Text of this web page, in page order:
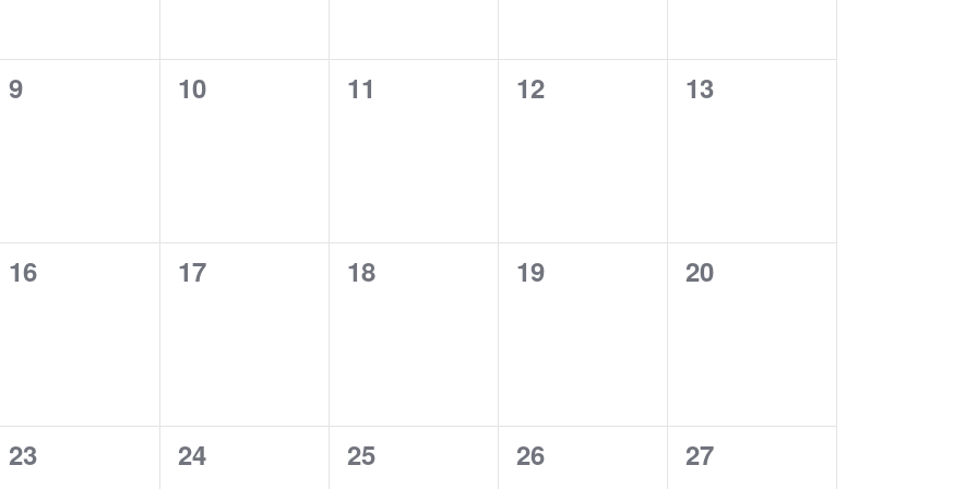
0
9
0
10
0
11
0
12
0
13
0
16
0
17
0
18
0
19
0
20
0
23
0
24
0
25
0
26
0
27